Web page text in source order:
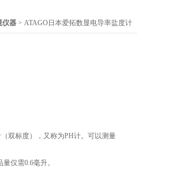
仪器 > ATAGO日本爱拓数显电导率盐度计
双标度），又称为PH计。可以测量
仅需0.6毫升。